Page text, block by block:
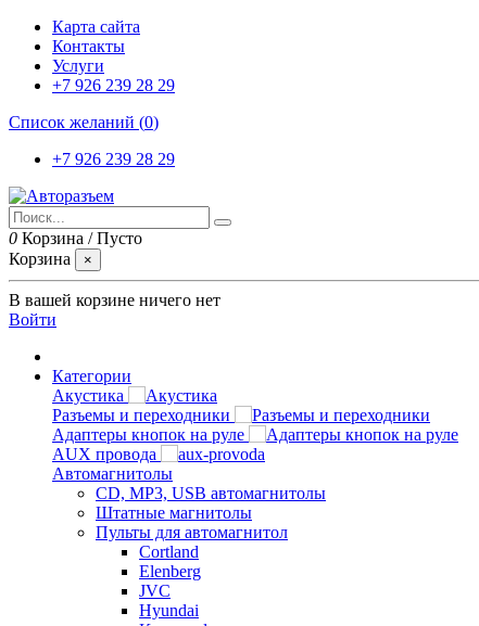
Карта сайта
Контакты
Услуги
+7 926 239 28 29
Список желаний (0)
+7 926 239 28 29
0 Корзина /Пусто
Корзина
×
В вашей корзине ничего нет
Войти
Категории
Акустика
Разъемы и переходники
Адаптеры кнопок на руле
AUX провода
Автомагнитолы
CD, MP3, USB автомагнитолы
Штатные магнитолы
Пульты для автомагнитол
Cortland
Elenberg
JVC
Hyundai